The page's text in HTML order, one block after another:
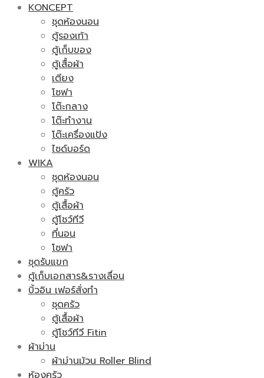
KONCEPT
ชุดห้องนอน
ตู้รองเท้า
ตู้เก็บของ
ตู้เสื้อผ้า
เตียง
โซฟา
โต๊ะกลาง
โต๊ะทำงาน
โต๊ะเครื่องแป้ง
ไซด์บอร์ด
WIKA
ชุดห้องนอน
ตู้ครัว
ตู้เสื้อผ้า
ตู้โชว์ทีวี
ที่นอน
โซฟา
ชุดรับแขก
ตู้เก็บเอกสาร&รางเลื่อน
บิ้วอิน เฟอร์สั่งทำ
ชุดครัว
ตู้เสื้อผ้า
ตู้โชว์ทีวี Fitin
ผ้าม่าน
ผ้าม่านม้วน Roller Blind
ห้องครัว